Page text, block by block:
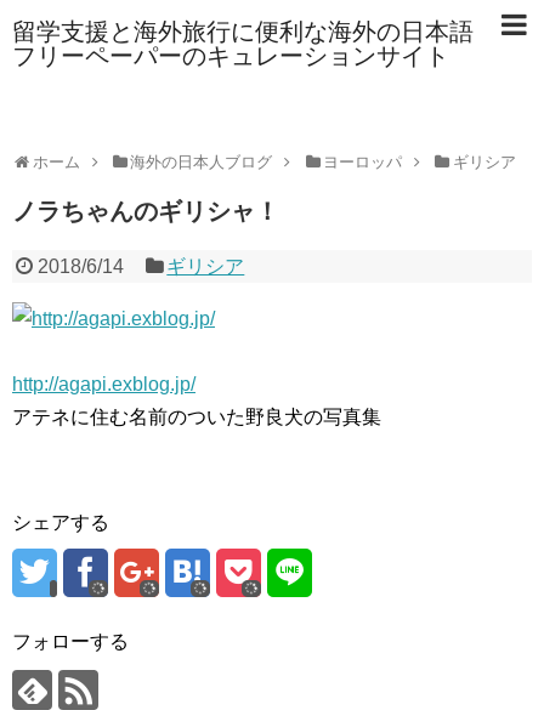
留学支援と海外旅行に便利な海外の日本語
フリーペーパーのキュレーションサイト
ホーム 海外の日本人ブログ ヨーロッパ ギリシア
ノラちゃんのギリシャ！
2018/6/14 ギリシア
http://agapi.exblog.jp/
アテネに住む名前のついた野良犬の写真集
シェアする
フォローする